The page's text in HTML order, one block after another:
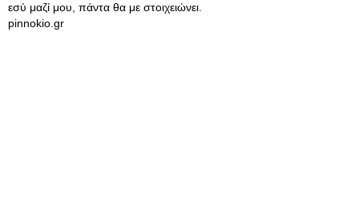
εσύ μαζί μου, πάντα θα με στοιχειώνει.
pinnokio.gr